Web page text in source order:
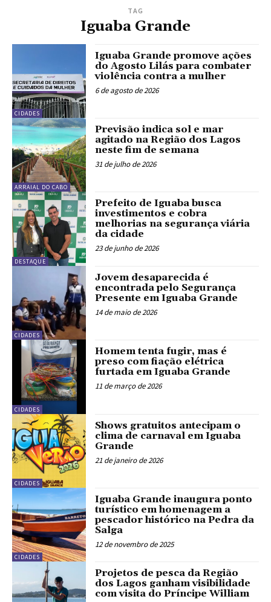
TAG
Iguaba Grande
CIDADES
Iguaba Grande promove ações
do Agosto Lilás para combater
violência contra a mulher
6 de agosto de 2026
ARRAIAL DO CABO
Previsão indica sol e mar
agitado na Região dos Lagos
neste fim de semana
31 de julho de 2026
DESTAQUE
Prefeito de Iguaba busca
investimentos e cobra
melhorias na segurança viária
da cidade
23 de junho de 2026
CIDADES
Jovem desaparecida é
encontrada pelo Segurança
Presente em Iguaba Grande
14 de maio de 2026
CIDADES
Homem tenta fugir, mas é
preso com fiação elétrica
furtada em Iguaba Grande
11 de março de 2026
CIDADES
Shows gratuitos antecipam o
clima de carnaval em Iguaba
Grande
21 de janeiro de 2026
CIDADES
Iguaba Grande inaugura ponto
turístico em homenagem a
pescador histórico na Pedra da
Salga
12 de novembro de 2025
Projetos de pesca da Região
dos Lagos ganham visibilidade
com visita do Príncipe William